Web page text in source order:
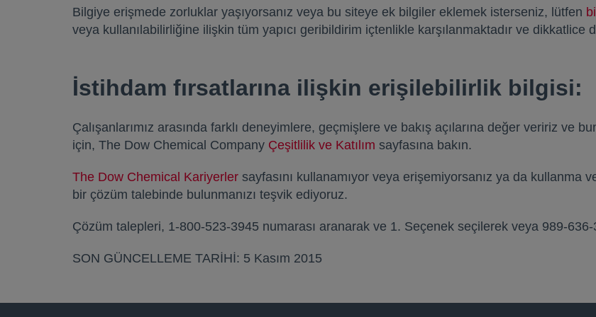
Bilgiye erişmede zorluklar yaşıyorsanız veya bu siteye ek bilgiler eklemek isterseniz, lütfen
veya kullanılabilirliğine ilişkin tüm yapıcı geribildirim içtenlikle karşılanmaktadır ve dikkatlice
İstihdam fırsatlarına ilişkin erişilebilirlik bilgisi:
Çalışanlarımız arasında farklı deneyimlere, geçmişlere ve bakış açılarına değer veririz ve
için, The Dow Chemical Company Çeşitlilik ve Katılım opens in a new tab
sayfasına bakın.
The Dow Chemical Kariyerler opens in a new tab
sayfasını kullanamıyor veya erişemiyorsanız ya da kullanma
bir çözüm talebinde bulunmanızı teşvik ediyoruz.
Çözüm talepleri, 1-800-523-3945 numarası aranarak ve 1. Seçenek seçilerek veya 989-
SON GÜNCELLEME TARİHİ: 5 Kasım 2015